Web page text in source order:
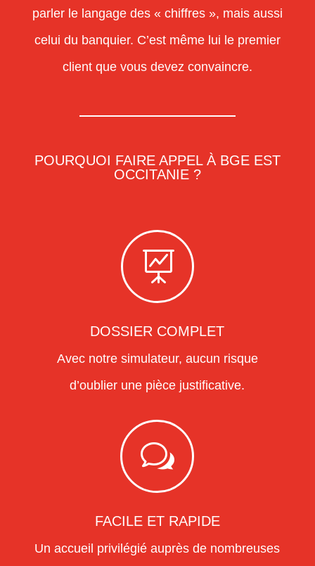
parler le langage des « chiffres », mais aussi
celui du banquier. C’est même lui le premier
client que vous devez convaincre.
POURQUOI FAIRE APPEL À BGE EST
OCCITANIE ?

DOSSIER COMPLET
Avec notre simulateur, aucun risque
d’oublier une pièce justificative.
w
FACILE ET RAPIDE
Un accueil privilégié auprès de nombreuses